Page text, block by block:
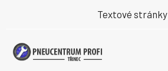
Textové stránky